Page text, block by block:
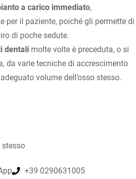
a carico immediato,
per il paziente, poiché gli permette di
di poche sedute.
dentali molte volte è preceduta, o si
da varie tecniche di accrescimento
volume dell’osso stesso.
+39 0290631005